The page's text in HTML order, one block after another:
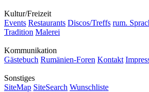
Kultur/Freizeit
Events Restaurants Discos/Treffs rum.
Tradition Malerei
Kommunikation
Gästebuch Rumänien-Foren Kontakt
Sonstiges
SiteMap SiteSearch Wunschliste